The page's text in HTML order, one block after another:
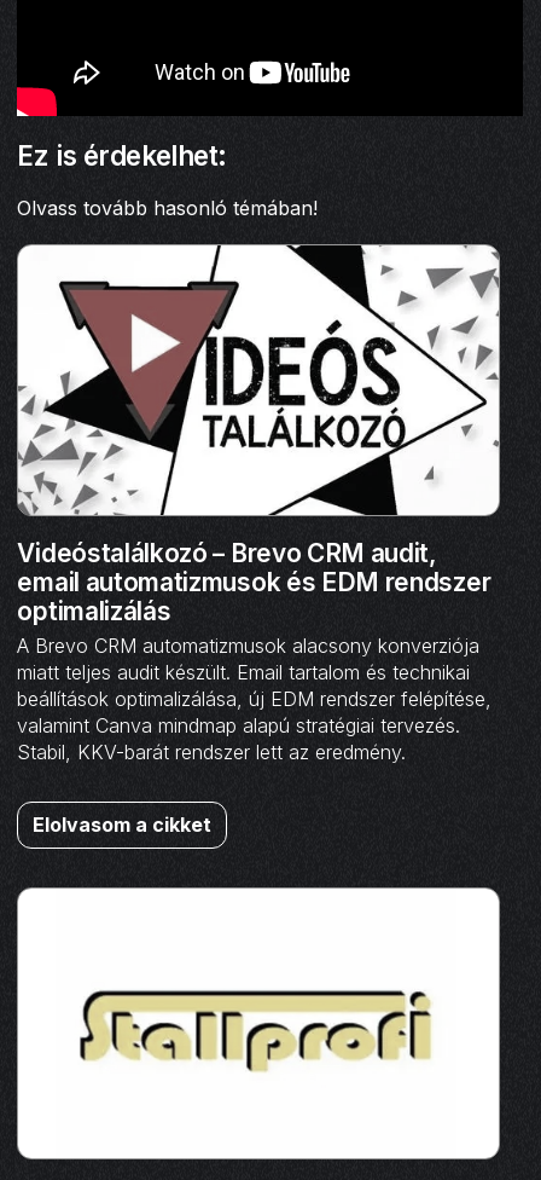
Ez is érdekelhet:
Olvass tovább hasonló témában!
Videóstalálkozó – Brevo CRM audit,
email automatizmusok és EDM rendszer
optimalizálás
A Brevo CRM automatizmusok alacsony konverziója
miatt teljes audit készült. Email tartalom és technikai
beállítások optimalizálása, új EDM rendszer felépítése,
valamint Canva mindmap alapú stratégiai tervezés.
Stabil, KKV-barát rendszer lett az eredmény.
Elolvasom a cikket